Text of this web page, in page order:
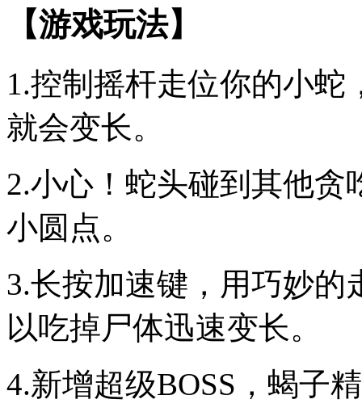
【游戏玩法】
1.控制摇杆走位你的小
就会变长。
2.小心！蛇头碰到其他
小圆点。
3.长按加速键，用巧妙
以吃掉尸体迅速变长。
4.新增超级BOSS，蝎子